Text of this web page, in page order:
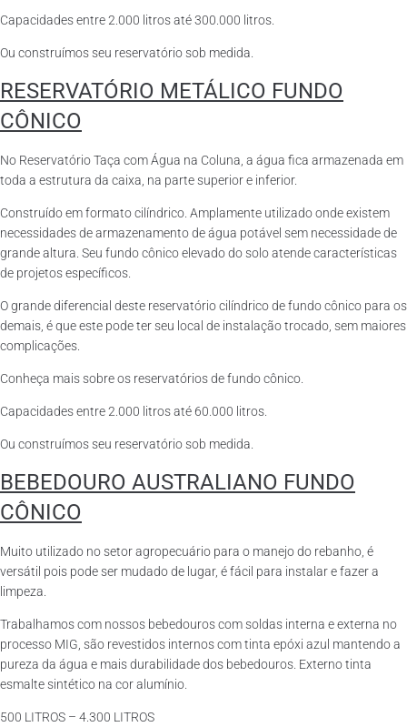
Capacidades entre 2.000 litros até 300.000 litros.
Ou construímos seu reservatório sob medida.
RESERVATÓRIO METÁLICO FUNDO
CÔNICO
No Reservatório Taça com Água na Coluna, a água fica armazenada em
toda a estrutura da caixa, na parte superior e inferior.
Construído em formato cilíndrico. Amplamente utilizado onde existem
necessidades de armazenamento de água potável sem necessidade de
grande altura. Seu fundo cônico elevado do solo atende características
de projetos específicos.
O grande diferencial deste reservatório cilíndrico de fundo cônico para os
demais, é que este pode ter seu local de instalação trocado, sem maiores
complicações.
Conheça mais sobre os reservatórios de fundo cônico.
Capacidades entre 2.000 litros até 60.000 litros.
Ou construímos seu reservatório sob medida.
BEBEDOURO AUSTRALIANO FUNDO
CÔNICO
Muito utilizado no setor agropecuário para o manejo do rebanho, é
versátil pois pode ser mudado de lugar, é fácil para instalar e fazer a
limpeza.
Trabalhamos com nossos bebedouros com soldas interna e externa no
processo MIG, são revestidos internos com tinta epóxi azul mantendo a
pureza da água e mais durabilidade dos bebedouros. Externo tinta
esmalte sintético na cor alumínio.
500 LITROS – 4.300 LITROS